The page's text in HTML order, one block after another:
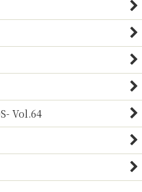
Vol.64